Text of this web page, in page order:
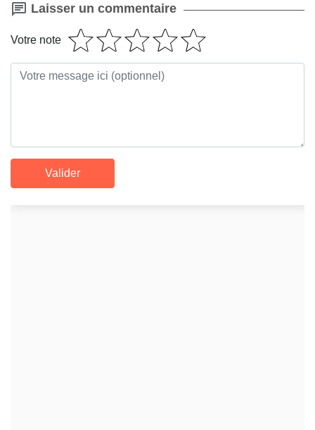
Laisser un commentaire
Votre note